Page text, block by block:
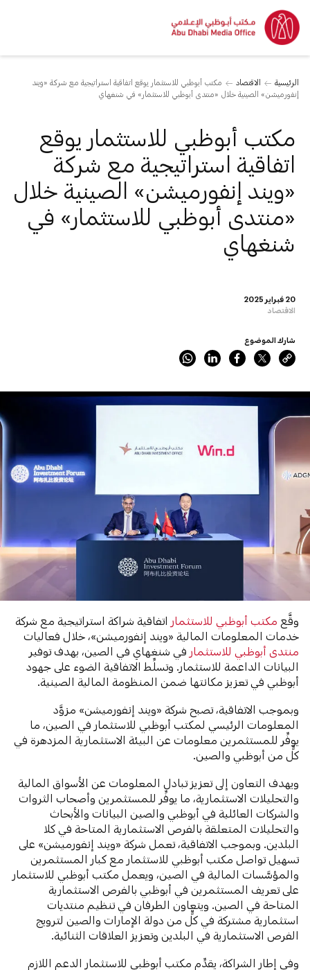
الرئيسية الاقتصاد
مكتب أبوظبي للاستثمار يوقع اتفاقية استراتيجية مع شركة «ويند
إنفورميشن» الصينية خلال «منتدى أبوظبي للاستثمار» في شنغهاي
20 فبراير 2025
الاقتصاد
مكتب أبوظبي للاستثمار يوقع
اتفاقية استراتيجية مع شركة
«ويند إنفورميشن» الصينية خلال
«منتدى أبوظبي للاستثمار» في
شنغهاي
شارك الموضوع
وقَّع مكتب أبوظبي للاستثماراتفاقية شراكة استراتيجية مع شركة
خدمات المعلومات المالية «ويند إنفورميشن»، خلال فعاليات
منتدى أبوظبي للاستثمارفي شنغهاي في الصين، بهدف توفير
البيانات الداعمة للاستثمار. وتسلِّط الاتفاقية الضوء على جهود
أبوظبي في تعزيز مكانتها ضمن المنظومة المالية الصينية.
وبموجب الاتفاقية، تصبح شركة «ويند إنفورميشن» مزوَّد
المعلومات الرئيسي لمكتب أبوظبي للاستثمار في الصين، ما
يوفِّر للمستثمرين معلومات عن البيئة الاستثمارية المزدهرة في
كلٍّ من أبوظبي والصين.
ويهدف التعاون إلى تعزيز تبادل المعلومات عن الأسواق المالية
والتحليلات الاستثمارية، ما يوفِّر للمستثمرين وأصحاب الثروات
والشركات العائلية في أبوظبي والصين البيانات والأبحاث
والتحليلات المتعلقة بالفرص الاستثمارية المتاحة في كلا
البلدين. وبموجب الاتفاقية، تعمل شركة «ويند إنفورميشن» على
تسهيل تواصل مكتب أبوظبي للاستثمار مع كبار المستثمرين
والمؤسَّسات المالية في الصين، ويعمل مكتب أبوظبي للاستثمار
على تعريف المستثمرين في أبوظبي بالفرص الاستثمارية
المتاحة في الصين. ويتعاون الطرفان في تنظيم منتديات
استثمارية مشتركة في كلٍّ من دولة الإمارات والصين لترويج
الفرص الاستثمارية في البلدين وتعزيز العلاقات الثنائية.
وفي إطار الشراكة، يقدِّم مكتب أبوظبي للاستثمار الدعم اللازم